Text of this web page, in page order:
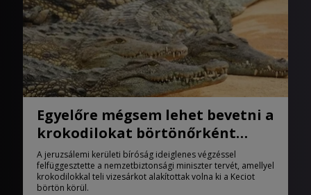
Egyelőre mégsem lehet bevetni a
krokodilokat börtönőrként
Izraelben
A jeruzsálemi kerületi bíróság ideiglenes végzéssel
felfüggesztette a nemzetbiztonsági miniszter tervét, amellyel
krokodilokkal teli vizesárkot alakítottak volna ki a Keciot
börtön körül.